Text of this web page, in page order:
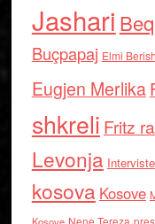
Jashari
Buçpapaj Elmi
Eugjen Merlika
shkreli Fritz
Levonja Interviste
kosova Kosove
Nene Tereza